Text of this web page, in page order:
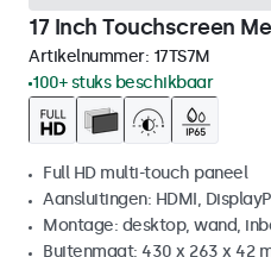
17 Inch Touchscreen
Artikelnummer: 17TS7M
100+ stuks beschikbaar
Full HD multi-touch paneel
Aansluitingen: HDMI,
Montage: desktop, wand,
Buitenmaat: 430 x 263 x 42